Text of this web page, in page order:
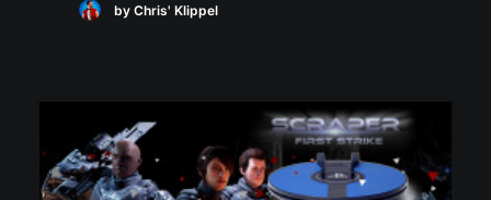
by Chris' Klippel